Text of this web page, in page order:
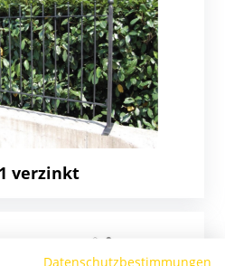
verzinkt
Datenschutzbestimmungen